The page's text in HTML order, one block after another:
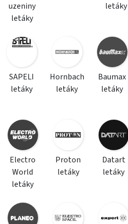
uzeniny
letáky
letáky
SAPELI
letáky
Hornbach
letáky
Baumax
letáky
Electro
World
letáky
Proton
letáky
Datart
letáky